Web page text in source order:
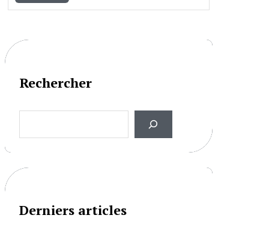
Rechercher
a
h
Derniers articles